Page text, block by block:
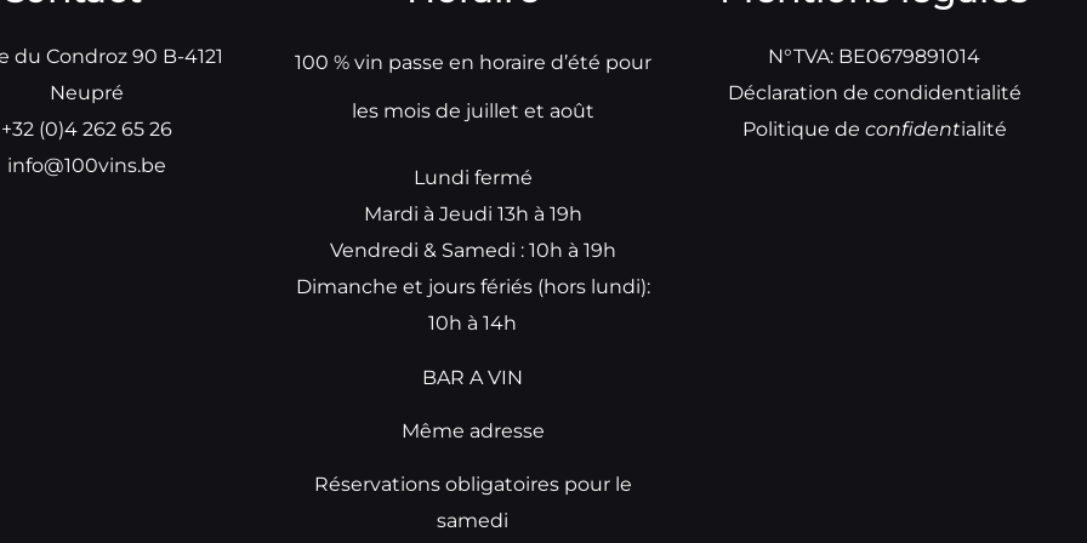
du Condroz 90 B-4121
Neupré
+32 (0)4 262 65 26
info@100vins.be
100 % vin passe en horaire d’été pour
les mois de juillet et août
Lundi fermé
Mardi à Jeudi 13h à 19h
Vendredi & Samedi : 10h à 19h
Dimanche et jours fériés (hors lundi):
10h à 14h
BAR A VIN
Même adresse
Réservations obligatoires pour le
samedi
N°TVA: BE0679891014
Déclaration de condidentialité
Politique de confidentialité